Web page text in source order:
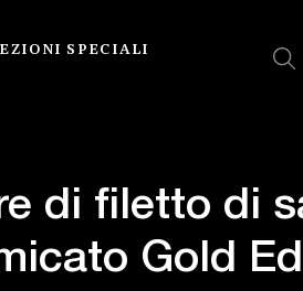
SPECIALI
di filetto di
Gold